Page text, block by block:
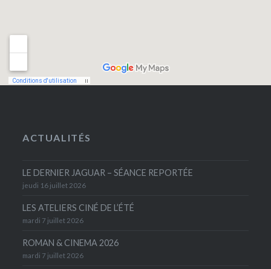
ACTUALITÉS
LE DERNIER JAGUAR – SÉANCE REPORTÉE
jeudi 16 juillet 2026
LES ATELIERS CINÉ DE L’ÉTÉ
mardi 7 juillet 2026
ROMAN & CINEMA 2026
mardi 7 juillet 2026